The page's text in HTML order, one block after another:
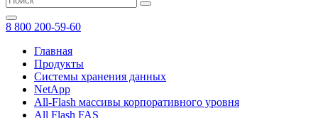
8 800 200-59-60
Главная
Продукты
Системы хранения данных
NetApp
All-Flash массивы корпоративного уровня
All Flash FAS